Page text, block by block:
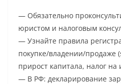
— Обязательно
юристом и налоговым
— Узнайте правила
покупке/владении/продаже
прирост капитала, налог
— В РФ: декларирование